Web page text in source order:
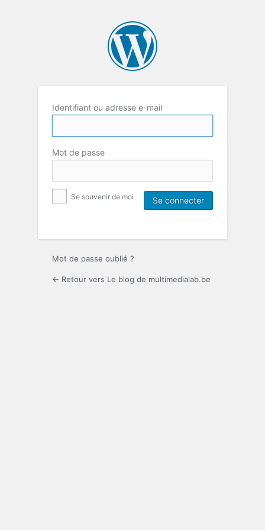
Identifiant ou adresse e-mail
Mot de passe
Se souvenir de moi
Mot de passe oublié ?
← Retour vers Le blog de multimedialab.be